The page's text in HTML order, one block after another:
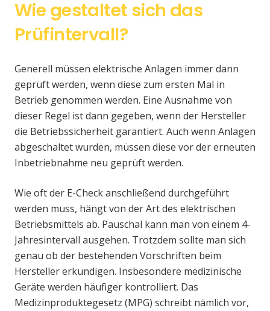
Wie gestaltet sich das
Prüfintervall?
Generell müssen elektrische Anlagen immer dann
geprüft werden, wenn diese zum ersten Mal in
Betrieb genommen werden. Eine Ausnahme von
dieser Regel ist dann gegeben, wenn der Hersteller
die Betriebssicherheit garantiert. Auch wenn Anlagen
abgeschaltet wurden, müssen diese vor der erneuten
Inbetriebnahme neu geprüft werden.
Wie oft der E-Check anschließend durchgeführt
werden muss, hängt von der Art des elektrischen
Betriebsmittels ab. Pauschal kann man von einem 4-
Jahresintervall ausgehen. Trotzdem sollte man sich
genau ob der bestehenden Vorschriften beim
Hersteller erkundigen. Insbesondere medizinische
Geräte werden häufiger kontrolliert. Das
Medizinproduktegesetz (MPG) schreibt nämlich vor,